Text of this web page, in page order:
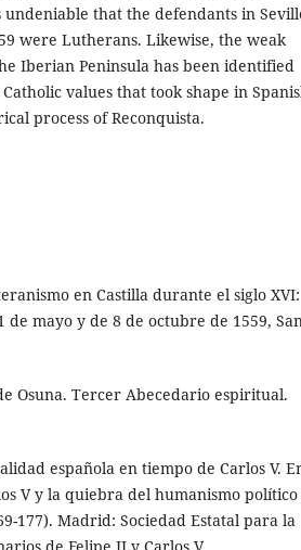
undeniable that the defendants in
were Lutherans. Likewise, the weak
Iberian Peninsula has been identified
values that took shape in
process of Reconquista.
en Castilla durante el siglo XVI:
de mayo y de 8 de octubre de 1559, San
Osuna. Tercer Abecedario espiritual.
española en tiempo de Carlos V.
V y la quiebra del humanismo político
177). Madrid: Sociedad Estatal para la
de Felipe II y Carlos V.